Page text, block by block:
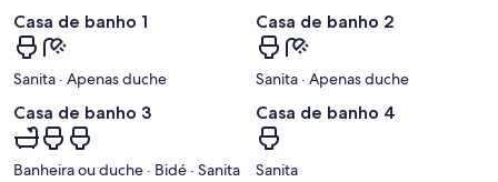
Casa de banho 1
Sanita · Apenas duche
Casa de banho 2
Sanita · Apenas duche
Casa de banho 3
Banheira ou duche · Bidé · Sanita
Casa de banho 4
Sanita